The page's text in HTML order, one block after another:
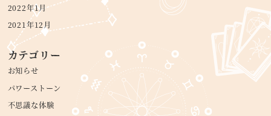
2022年1月
2021年12月
カテゴリー
お知らせ
パワーストーン
不思議な体験